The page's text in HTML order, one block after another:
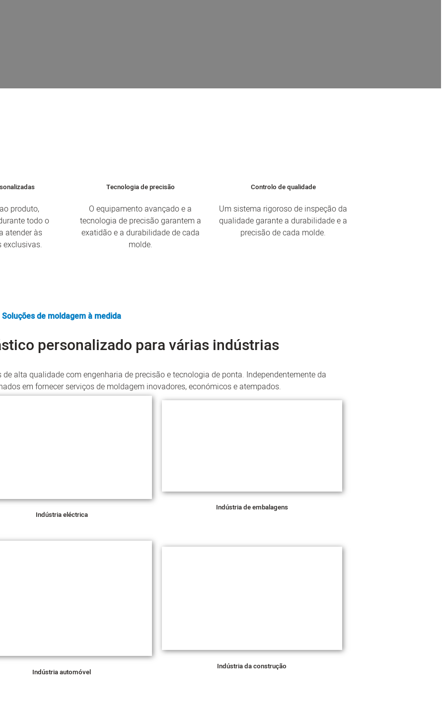
produto,
todo o
atender às
exclusivas.
Tecnologia de precisão
O equipamento avançado e a
tecnologia de precisão garantem a
exatidão e a durabilidade de cada
molde.
Controlo de qualidade
Um sistema rigoroso de inspeção da
qualidade garante a durabilidade e a
precisão de cada molde.
Soluções de moldagem à medida
personalizado para várias indústrias
alta qualidade com engenharia de precisão e tecnologia de ponta. Independentemente da
em fornecer serviços de moldagem inovadores, económicos e atempados.
Indústria eléctrica
Indústria de embalagens
Indústria automóvel
Indústria da construção